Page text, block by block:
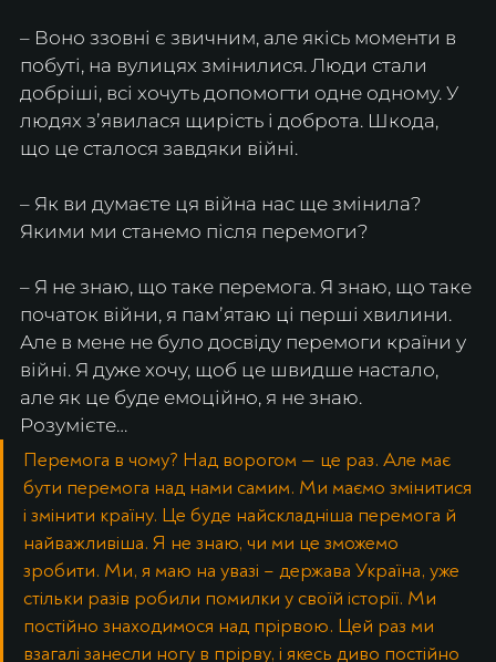
– Воно ззовні є звичним, але якісь моменти в
побуті, на вулицях змінилися. Люди стали
добріші, всі хочуть допомогти одне одному. У
людях зʼявилася щирість і доброта. Шкода,
що це сталося завдяки війні.
– Як ви думаєте ця війна нас ще змінила?
Якими ми станемо після перемоги?
– Я не знаю, що таке перемога. Я знаю, що таке
початок війни, я памʼятаю ці перші хвилини.
Але в мене не було досвіду перемоги країни у
війні. Я дуже хочу, щоб це швидше настало,
але як це буде емоційно, я не знаю.
Розумієте…
Перемога в чому? Над ворогом — це раз. Але має
бути перемога над нами самим. Ми маємо змінитися
і змінити країну. Це буде найскладніша перемога й
найважливіша. Я не знаю, чи ми це зможемо
зробити. Ми, я маю на увазі – держава Україна, уже
стільки разів робили помилки у своїй історії. Ми
постійно знаходимося над прірвою. Цей раз ми
взагалі занесли ногу в прірву, і якесь диво постійно